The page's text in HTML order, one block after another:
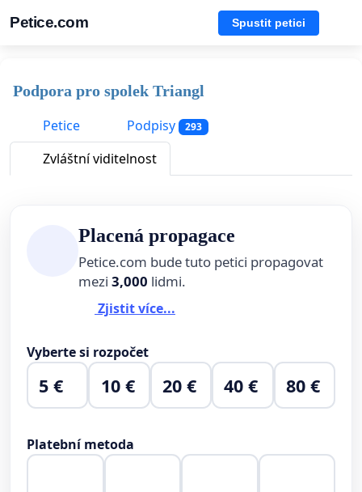
Petice.com Spustit petici
Podpora pro spolek Triangl
Petice
Podpisy 293
Zvláštní viditelnost
Placená propagace
Petice.com bude tuto petici propagovat
mezi 3,000 lidmi.
Zjistit více...
Vyberte si rozpočet
5 € 10 € 20 € 40 € 80 €
Platební metoda